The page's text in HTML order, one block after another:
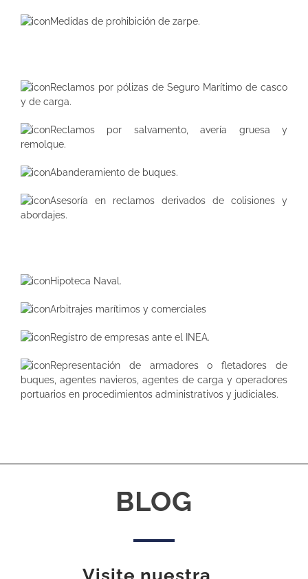
Medidas de prohibición de zarpe.
Reclamos por pólizas de Seguro Marítimo de casco
y de carga.
Reclamos por salvamento, avería gruesa y
remolque.
Abanderamiento de buques.
Asesoría en reclamos derivados de colisiones y
abordajes.
Hipoteca Naval.
Arbitrajes marítimos y comerciales
Registro de empresas ante el INEA.
Representación de armadores o fletadores de
buques, agentes navieros, agentes de carga y operadores
portuarios en procedimientos administrativos y judiciales.
BLOG